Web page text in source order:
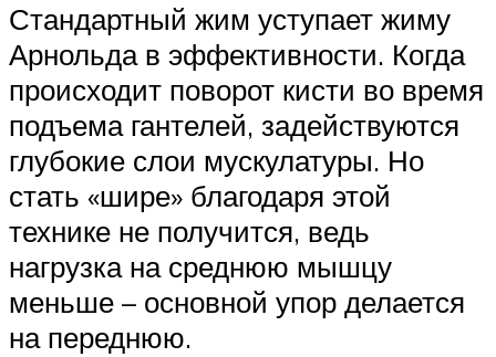
Стандартный жим уступает жиму
Арнольда в эффективности. Когда
происходит поворот кисти во время
подъема гантелей, задействуются
глубокие слои мускулатуры. Но
стать «шире» благодаря этой
технике не получится, ведь
нагрузка на среднюю мышцу
меньше – основной упор делается
на переднюю.